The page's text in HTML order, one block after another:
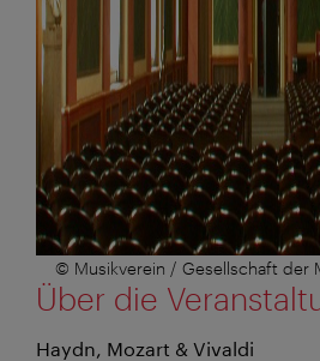
© Musikverein / Gesellschaft der
Über die
Haydn, Mozart & Vivaldi